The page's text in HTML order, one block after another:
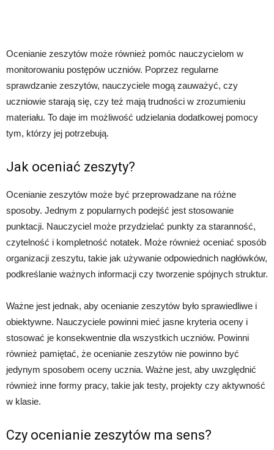
Ocenianie zeszytów może również pomóc nauczycielom w
monitorowaniu postępów uczniów. Poprzez regularne
sprawdzanie zeszytów, nauczyciele mogą zauważyć, czy
uczniowie starają się, czy też mają trudności w zrozumieniu
materiału. To daje im możliwość udzielania dodatkowej pomocy
tym, którzy jej potrzebują.
Jak oceniać zeszyty?
Ocenianie zeszytów może być przeprowadzane na różne
sposoby. Jednym z popularnych podejść jest stosowanie
punktacji. Nauczyciel może przydzielać punkty za staranność,
czytelność i kompletność notatek. Może również oceniać sposób
organizacji zeszytu, takie jak używanie odpowiednich nagłówków,
podkreślanie ważnych informacji czy tworzenie spójnych struktur.
Ważne jest jednak, aby ocenianie zeszytów było sprawiedliwe i
obiektywne. Nauczyciele powinni mieć jasne kryteria oceny i
stosować je konsekwentnie dla wszystkich uczniów. Powinni
również pamiętać, że ocenianie zeszytów nie powinno być
jedynym sposobem oceny ucznia. Ważne jest, aby uwzględnić
również inne formy pracy, takie jak testy, projekty czy aktywność
w klasie.
Czy ocenianie zeszytów ma sens?